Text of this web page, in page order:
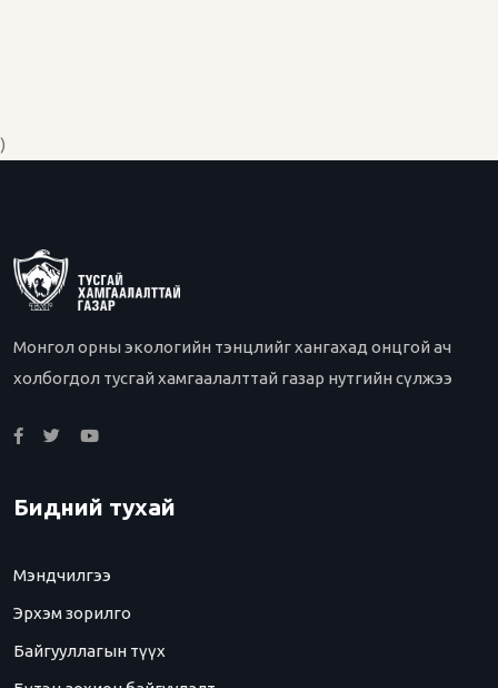
)
Монгол орны экологийн тэнцлийг хангахад онцгой ач
холбогдол тусгай хамгаалалттай газар нутгийн сүлжээ
Бидний тухай
Мэндчилгээ
Эрхэм зорилго
Байгууллагын түүх